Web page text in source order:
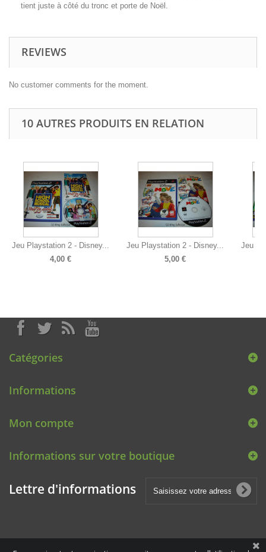
tient juste à côté du tronc et porte de Noël.
REVIEWS
No customer comments for the moment.
10 AUTRES PRODUITS EN RELATION
Jeu Playstation 2 - Disney...
4,00 €
Jeu Playstation 2 - Disney...
5,00 €
Jeu
Catégories
Informations
Mon compte
Informations sur votre boutique
Lettre d'informations